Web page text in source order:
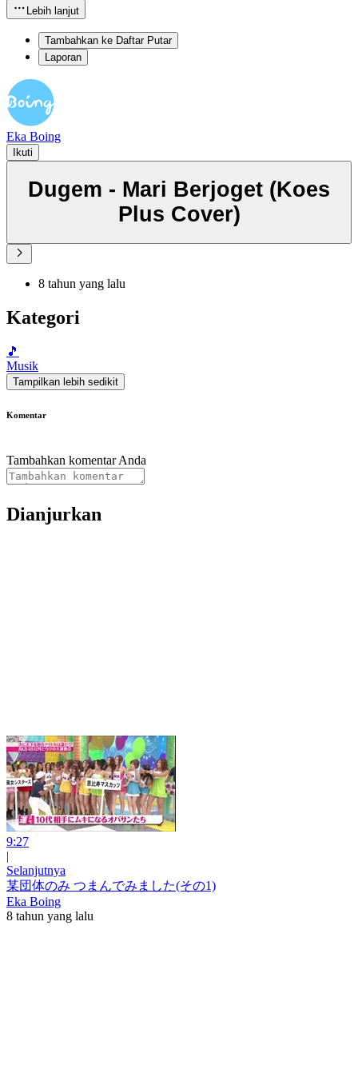
Lebih lanjut
Tambahkan ke Daftar Putar
Laporan
Eka Boing
Ikuti
Dugem - Mari Berjoget (Koes
Plus Cover)
8 tahun yang lalu
Kategori
🎵
Musik
Tampilkan lebih sedikit
Komentar
Tambahkan komentar Anda
Dianjurkan
9:27
|
Selanjutnya
某団体のみ つまんでみました(その1)
Eka Boing
8 tahun yang lalu